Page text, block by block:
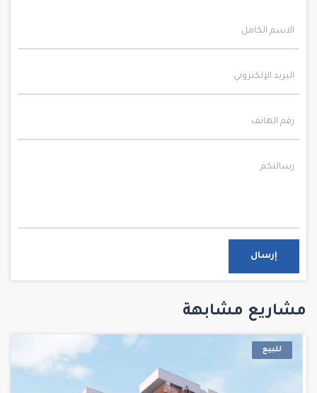
إرسال
مشاريع مشابهة
للبيع